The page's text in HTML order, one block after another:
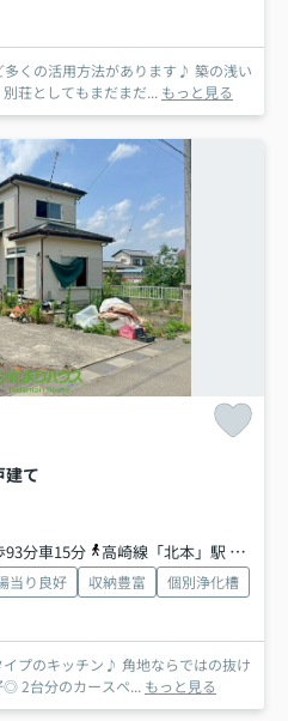
活用方法があります♪ 築の浅い
荘としてもまだまだ... もっと見る
て
93分車15分
高崎線「北本」駅 徒歩94分
当り良好 収納豊富
個別浄化槽
♪ 角地ならではの抜け
感！陽当たり・風通しともに良好◎ 2台分のカースペ... もっと見る